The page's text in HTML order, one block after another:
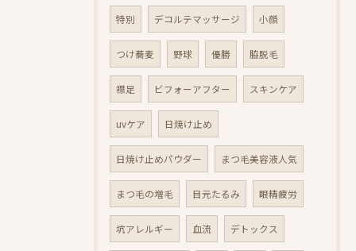
特別 デコルテマッサージ 小顔
つけ蕎麦 野球 優勝 脇脱毛
襟足 ビフォーアフター スキンケア
uvケア 日焼け止め
日焼け止めパウダー まつ毛美容液人気
まつ毛の増毛 目元たるみ 眼精疲労
坑アレルギー 血流 デトックス